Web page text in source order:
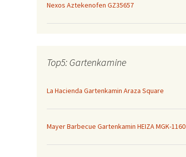
Nexos Aztekenofen GZ35657
Top5: Gartenkamine
La Hacienda Gartenkamin Araza Square
Mayer Barbecue Gartenkamin HEIZA MGK-1160